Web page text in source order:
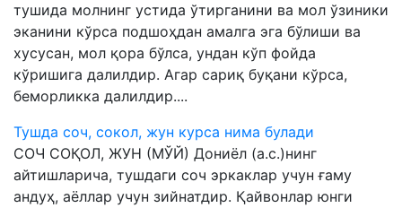
тушида молнинг устида ўтирганини ва мол ўзиники
эканини кўрса подшоҳдан амалга эга бўлиши ва
хусусан, мол қора бўлса, ундан кўп фойда
кўришига далилдир. Агар сариқ буқани кўрса,
беморликка далилдир....
Тушда соч, сокол, жун курса нима булади
СОЧ СОҚОЛ, ЖУН (МЎЙ) Дониёл (а.с.)нинг
айтишларича, тушдаги соч эркаклар учун ғаму
андуҳ, аёллар учун зийнатдир. Қайвонлар юнги